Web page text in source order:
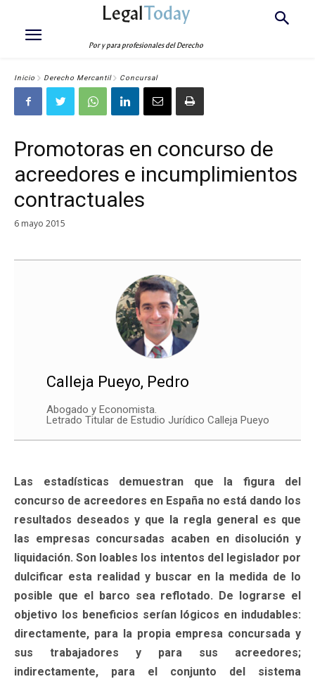
LegalToday
Por y para profesionales del Derecho
Inicio Derecho Mercantil Concursal
Promotoras en concurso de
acreedores e incumplimientos
contractuales
6 mayo 2015
Calleja Pueyo, Pedro
Abogado y Economista.
Letrado Titular de Estudio Jurídico Calleja Pueyo
Las estadísticas demuestran que la figura del
concurso de acreedores en España no está dando los
resultados deseados y que la regla general es que
las empresas concursadas acaben en disolución y
liquidación. Son loables los intentos del legislador por
dulcificar esta realidad y buscar en la medida de lo
posible que el barco sea reflotado. De lograrse el
objetivo los beneficios serían lógicos en indudables:
directamente, para la propia empresa concursada y
sus trabajadores y para sus acreedores;
indirectamente, para el conjunto del sistema